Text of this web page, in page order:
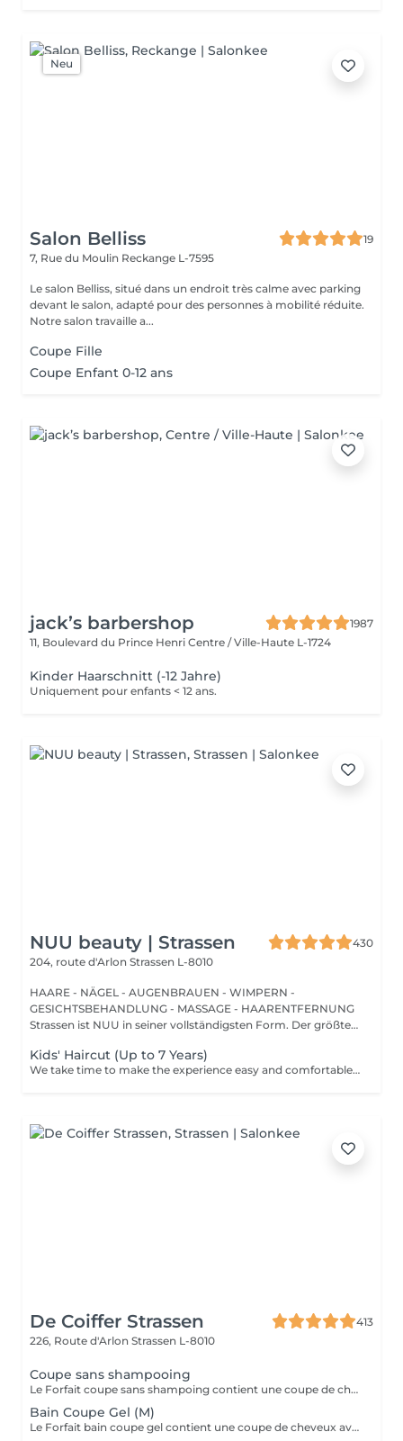
Neu
Salon Belliss
19
7, Rue du Moulin Reckange L-7595
Le salon Belliss, situé dans un endroit très calme avec parking
devant le salon, adapté pour des personnes à mobilité réduite.
Notre salon travaille a...
Coupe Fille
Coupe Enfant 0-12 ans
jack’s barbershop
1987
11, Boulevard du Prince Henri Centre / Ville-Haute L-1724
Kinder Haarschnitt (-12 Jahre)
Uniquement pour enfants < 12 ans.
NUU beauty | Strassen
430
204, route d'Arlon Strassen L-8010
HAARE - NÄGEL - AUGENBRAUEN - WIMPERN -
GESICHTSBEHANDLUNG - MASSAGE - HAARENTFERNUNG
Strassen ist NUU in seiner vollständigsten Form. Der größte
Kids' Haircut (Up to 7 Years)
We take time to make the experience easy and comfortable, starting with a short talk to understand the look you want, followed by a careful cut.
De Coiffer Strassen
413
226, Route d'Arlon Strassen L-8010
Coupe sans shampooing
Le Forfait coupe sans shampoing contient une coupe de cheveux sans shampoing pour les étudiants. En cas de questions veuillez appeler au +352 26 35 02 89.
Bain Coupe Gel (M)
Le Forfait bain coupe gel contient une coupe de cheveux avec shampoing et l'application d'un produit de finition (Gel, Cire, Laque, etc.) pour les étudiants. En cas de questions veuillez appeler au +352 26 35 02 89.